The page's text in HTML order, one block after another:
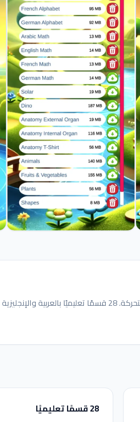
حقيبة الواقع المعزز تحوّل البطاقات المطبوعة إلى مجسمات ثلاثية الأبعاد متحركة. 28 قسمًا تعليميًا بالعربية والإنجليزية
28 قسمًا تعليميًا